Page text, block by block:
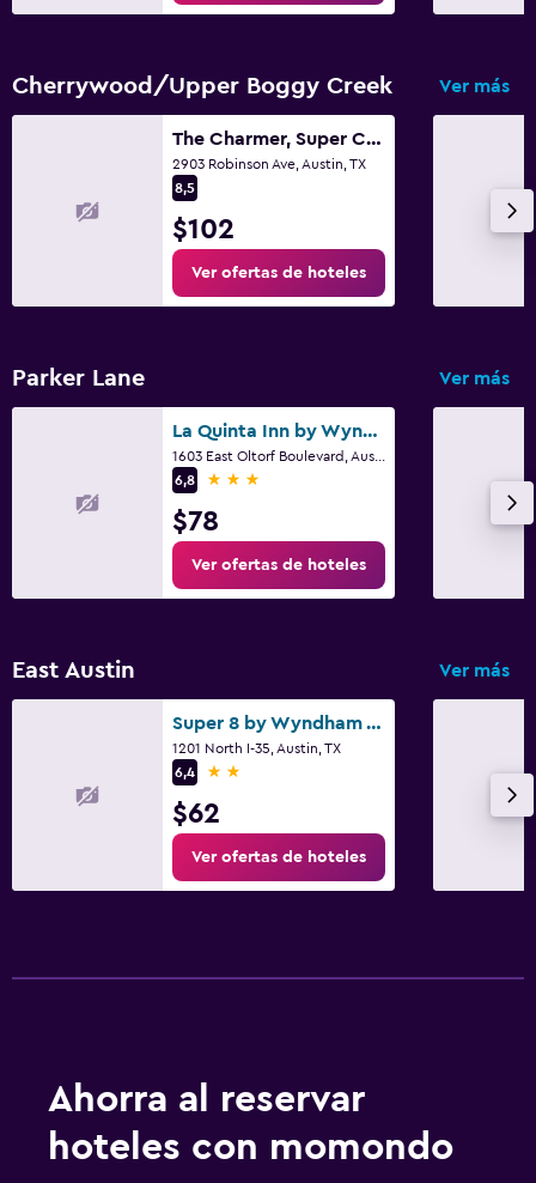
Cherrywood/Upper Boggy Creek Ver más
The Charmer, Super Close to UT + Downtown
2903 Robinson Ave, Austin, TX
8,5
$102
Ver ofertas de hoteles
Parker Lane Ver más
La Quinta Inn by Wyndham Austin Oltorf
6,8
3 estrellas
$78
Ver ofertas de hoteles
East Austin Ver más
Super 8 by Wyndham Austin Downtown/Capitol Area
1201 North I-35, Austin, TX
6,4
2 estrellas
$62
Ver ofertas de hoteles
Ahorra al reservar
hoteles con momondo